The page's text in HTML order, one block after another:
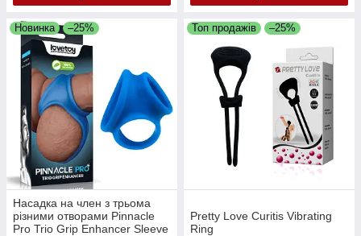
Новинка –25%
Насадка на член з трьома
різними отворами Pinnacle
Pro Trio Grip Enhancer Sleeve
Топ продажів –25%
Pretty Love Curitis Vibrating
Ring